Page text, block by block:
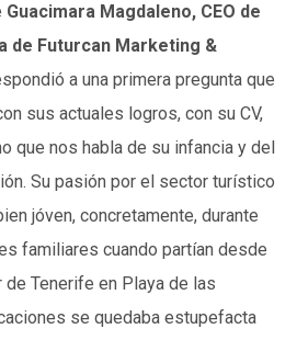
Guacimara Magdaleno, CEO de
de Futurcan Marketing &
a una primera pregunta que
sus actuales logros, con su CV,
que nos habla de su infancia y del
Su pasión por el sector turístico
jóven, concretamente, durante
familiares cuando partían desde
de Tenerife en Playa de las
se quedaba estupefacta